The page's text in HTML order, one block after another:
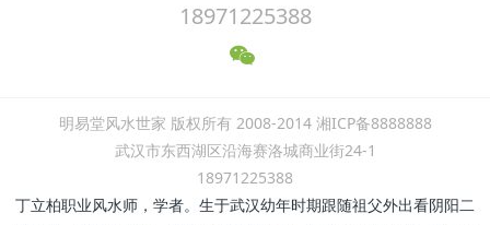
18971225388
明易堂风水世家 版权所有 2008-2014 湘ICP备8888888
武汉市东西湖区沿海赛洛城商业街24-1
18971225388
丁立柏职业风水师，学者。生于武汉幼年时期跟随祖父外出看阴阳二